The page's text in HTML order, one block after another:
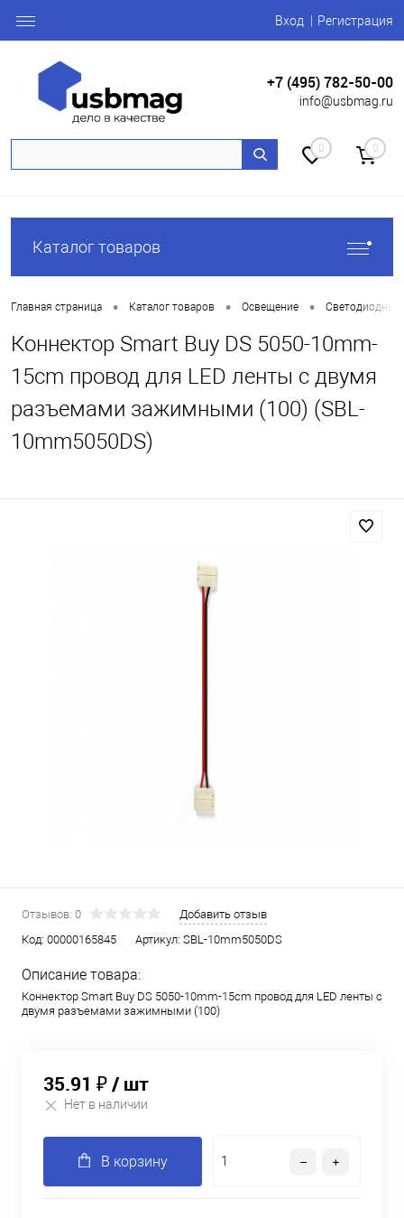
Вход Регистрация
+7 (495) 782-50-00
info@usbmag.ru
0 0
Каталог товаров
Главная страница • Каталог товаров • Освещение • Светодиодные
Коннектор Smart Buy DS 5050-10mm-
15cm провод для LED ленты с двумя
разъемами зажимными (100) (SBL-
10mm5050DS)
Отзывов: 0
Добавить отзыв
Код: 00000165845 Артикул: SBL-10mm5050DS
Описание товара:
Коннектор Smart Buy DS 5050-10mm-15cm провод для LED ленты с
двумя разъемами зажимными (100)
35.91 ₽/ шт
Нет в наличии
В корзину